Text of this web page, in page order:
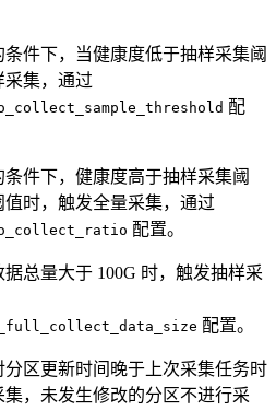
件下，当健康度低于抽样采集阈
采集，通过
配
件下，健康度高于抽样采集阈
时，触发全量采集，通过
配置。
总量大于 100G 时，触发抽样采
配置。
分区更新时间晚于上次采集任务时
集，未发生修改的分区不进行采